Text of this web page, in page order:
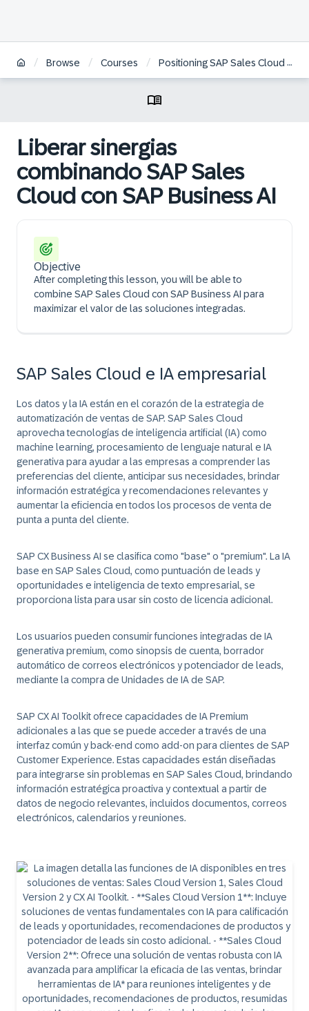
/ Browse / Courses / Positioning SAP Sales Cloud | ES
Liberar sinergias
combinando SAP Sales
Cloud con SAP Business AI
Objective
After completing this lesson, you will be able to
combine SAP Sales Cloud con SAP Business AI para
maximizar el valor de las soluciones integradas.
SAP Sales Cloud e IA empresarial
Los datos y la IA están en el corazón de la estrategia de
automatización de ventas de SAP. SAP Sales Cloud
aprovecha tecnologías de inteligencia artificial (IA) como
machine learning, procesamiento de lenguaje natural e IA
generativa para ayudar a las empresas a comprender las
preferencias del cliente, anticipar sus necesidades, brindar
información estratégica y recomendaciones relevantes y
aumentar la eficiencia en todos los procesos de venta de
punta a punta del cliente.
SAP CX Business AI se clasifica como "base" o "premium". La IA
base en SAP Sales Cloud, como puntuación de leads y
oportunidades e inteligencia de texto empresarial, se
proporciona lista para usar sin costo de licencia adicional.
Los usuarios pueden consumir funciones integradas de IA
generativa premium, como sinopsis de cuenta, borrador
automático de correos electrónicos y potenciador de leads,
mediante la compra de Unidades de IA de SAP.
SAP CX AI Toolkit ofrece capacidades de IA Premium
adicionales a las que se puede acceder a través de una
interfaz común y back-end como add-on para clientes de SAP
Customer Experience. Estas capacidades están diseñadas
para integrarse sin problemas en SAP Sales Cloud, brindando
información estratégica proactiva y contextual a partir de
datos de negocio relevantes, incluidos documentos, correos
electrónicos, calendarios y reuniones.